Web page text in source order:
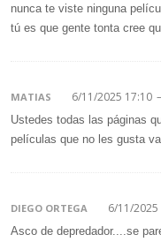
nunca te viste ninguna
tú es que gente tonta cree
MATIAS 6/11/2025 17:10
Ustedes todas las páginas
películas que no les gusta
DIEGO ORTEGA 6/11/2025
Asco de depredador....se